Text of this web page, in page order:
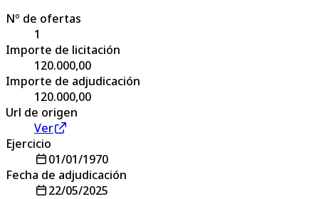
Nº de ofertas
1
Importe de licitación
120.000,00
Importe de adjudicación
120.000,00
Url de origen
Ver
Ejercicio
01/01/1970
Fecha de adjudicación
22/05/2025